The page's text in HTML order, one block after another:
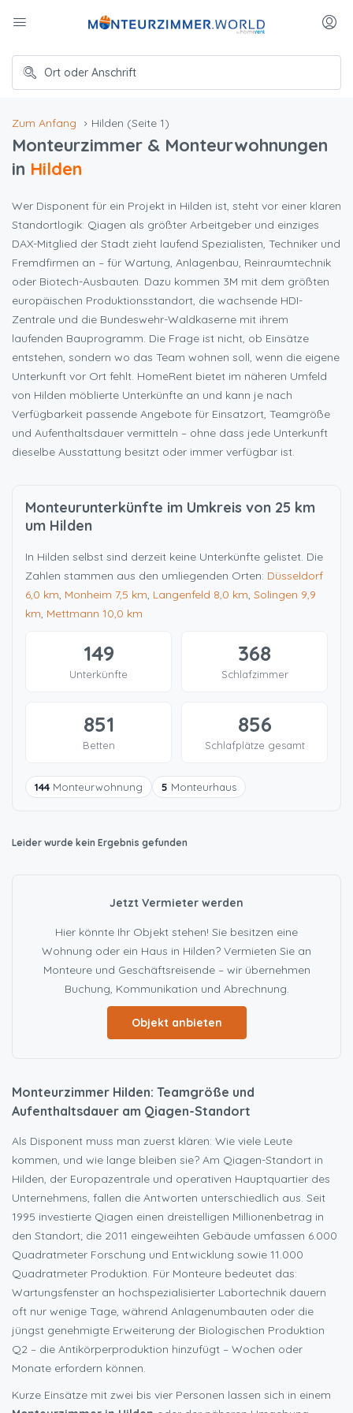
Zum Anfang Hilden (Seite 1)
Monteurzimmer & Monteurwohnungen
in Hilden
Wer Disponent für ein Projekt in Hilden ist, steht vor einer klaren
Standortlogik: Qiagen als größter Arbeitgeber und einziges
DAX-Mitglied der Stadt zieht laufend Spezialisten, Techniker und
Fremdfirmen an – für Wartung, Anlagenbau, Reinraumtechnik
oder Biotech-Ausbauten. Dazu kommen 3M mit dem größten
europäischen Produktionsstandort, die wachsende HDI-
Zentrale und die Bundeswehr-Waldkaserne mit ihrem
laufenden Bauprogramm. Die Frage ist nicht, ob Einsätze
entstehen, sondern wo das Team wohnen soll, wenn die eigene
Unterkunft vor Ort fehlt. HomeRent bietet im näheren Umfeld
von Hilden möblierte Unterkünfte an und kann je nach
Verfügbarkeit passende Angebote für Einsatzort, Teamgröße
und Aufenthaltsdauer vermitteln – ohne dass jede Unterkunft
dieselbe Ausstattung besitzt oder immer verfügbar ist.
Monteurunterkünfte im Umkreis von 25 km
um Hilden
In Hilden selbst sind derzeit keine Unterkünfte gelistet. Die
Zahlen stammen aus den umliegenden Orten: Düsseldorf
6,0 km, Monheim 7,5 km, Langenfeld 8,0 km, Solingen 9,9
km, Mettmann 10,0 km
149
Unterkünfte
368
Schlafzimmer
851
Betten
856
Schlafplätze gesamt
144 Monteurwohnung 5 Monteurhaus
Leider wurde kein Ergebnis gefunden
Jetzt Vermieter werden
Hier könnte Ihr Objekt stehen! Sie besitzen eine
Wohnung oder ein Haus in Hilden? Vermieten Sie an
Monteure und Geschäftsreisende – wir übernehmen
Buchung, Kommunikation und Abrechnung.
Objekt anbieten
Monteurzimmer Hilden: Teamgröße und
Aufenthaltsdauer am Qiagen-Standort
Als Disponent muss man zuerst klären: Wie viele Leute
kommen, und wie lange bleiben sie? Am Qiagen-Standort in
Hilden, der Europazentrale und operativen Hauptquartier des
Unternehmens, fallen die Antworten unterschiedlich aus. Seit
1995 investierte Qiagen einen dreistelligen Millionenbetrag in
den Standort; die 2011 eingeweihten Gebäude umfassen 6.000
Quadratmeter Forschung und Entwicklung sowie 11.000
Quadratmeter Produktion. Für Monteure bedeutet das:
Wartungsfenster an hochspezialisierter Labortechnik dauern
oft nur wenige Tage, während Anlagenumbauten oder die
jüngst genehmigte Erweiterung der Biologischen Produktion
Q2 – die Antikörperproduktion hinzufügt – Wochen oder
Monate erfordern können.
Kurze Einsätze mit zwei bis vier Personen lassen sich in einem